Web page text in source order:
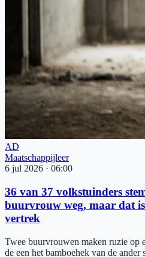
AD
Maatschappijleer
6 jul 2026 · 06:00
36 van 37 volkstuinders
buurvrouw weg, maar dat
vertrek
Twee buurvrouwen maken ruzie op
de een het bamboehek van de